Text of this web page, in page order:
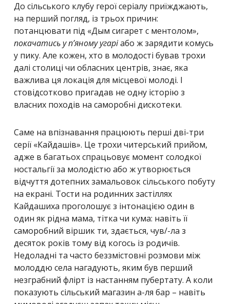
До сільського клубу герої серіалу приїжджають,
на перший погляд, із трьох причин:
потанцювати під «Дым сигарет с ментолом»,
покачатись у п’яному угаріабо ж зарядити комусь
у пику. Але кожен, хто в молодості бував трохи
далі столиці чи обласних центрів, знає, яка
важлива ця локація для місцевої молоді. І
стовідсотково пригадав не одну історію з
власних походів на саморобні дискотеки.
Саме на впізнавання працюють перші дві-три
серії «Кайдашів». Це трохи читерський прийом,
адже в багатьох спрацьовує момент солодкої
ностальгії за молодістю або ж утворюється
відчуття дотепних замальовок сільського побуту
на екрані. Тости на родинних застіллях
Кайдашиха проголошує з інтонацією один в
один як рідна мама, тітка чи кума: навіть її
саморобний віршик ти, здається, чув/-ла з
десяток років тому від когось із родичів.
Недоладні та часто беззмістовні розмови між
молоддю села нагадують, яким був перший
незграбний флірт із настанням пубертату. А коли
показують сільський магазин а-ля бар – навіть